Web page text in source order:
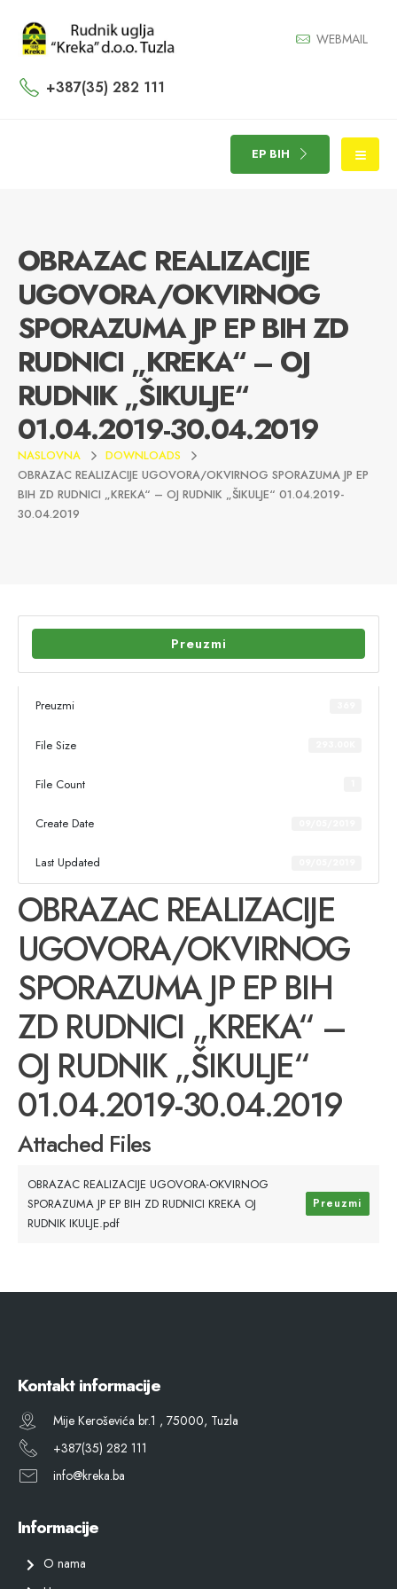
WEBMAIL
+387(35) 282 111
EP BIH
OBRAZAC REALIZACIJE
UGOVORA/OKVIRNOG
SPORAZUMA JP EP BIH ZD
RUDNICI „KREKA“ – OJ
RUDNIK „ŠIKULJE“
01.04.2019-30.04.2019
NASLOVNA
DOWNLOADS
OBRAZAC REALIZACIJE UGOVORA/OKVIRNOG SPORAZUMA JP EP
BIH ZD RUDNICI „KREKA“ – OJ RUDNIK „ŠIKULJE“ 01.04.2019-
30.04.2019
Preuzmi
Preuzmi
File Size
File Count
Create Date
Last Updated
OBRAZAC REALIZACIJE
UGOVORA/OKVIRNOG
SPORAZUMA JP EP BIH
ZD RUDNICI „KREKA“ –
OJ RUDNIK „ŠIKULJE“
01.04.2019-30.04.2019
Attached Files
OBRAZAC REALIZACIJE UGOVORA-OKVIRNOG
SPORAZUMA JP EP BIH ZD RUDNICI KREKA OJ
RUDNIK IKULJE.pdf
Preuzmi
Kontakt informacije
Mije Keroševića br.1 , 75000, Tuzla
+387(35) 282 111
info@kreka.ba
Informacije
O nama